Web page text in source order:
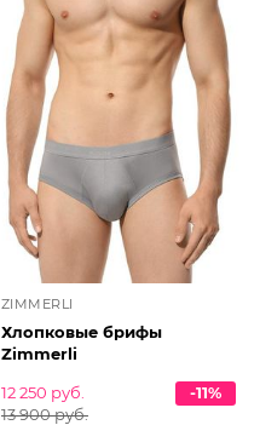
ZIMMERLI
Хлопковые брифы
Zimmerli
12 250 руб.
13 900 руб.
-11%